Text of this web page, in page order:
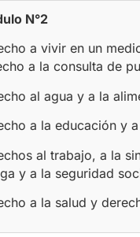
N°2
a vivir en un
a la consulta de
al agua y a la
a la educación y
al trabajo, a la
y a la seguridad
a la salud y